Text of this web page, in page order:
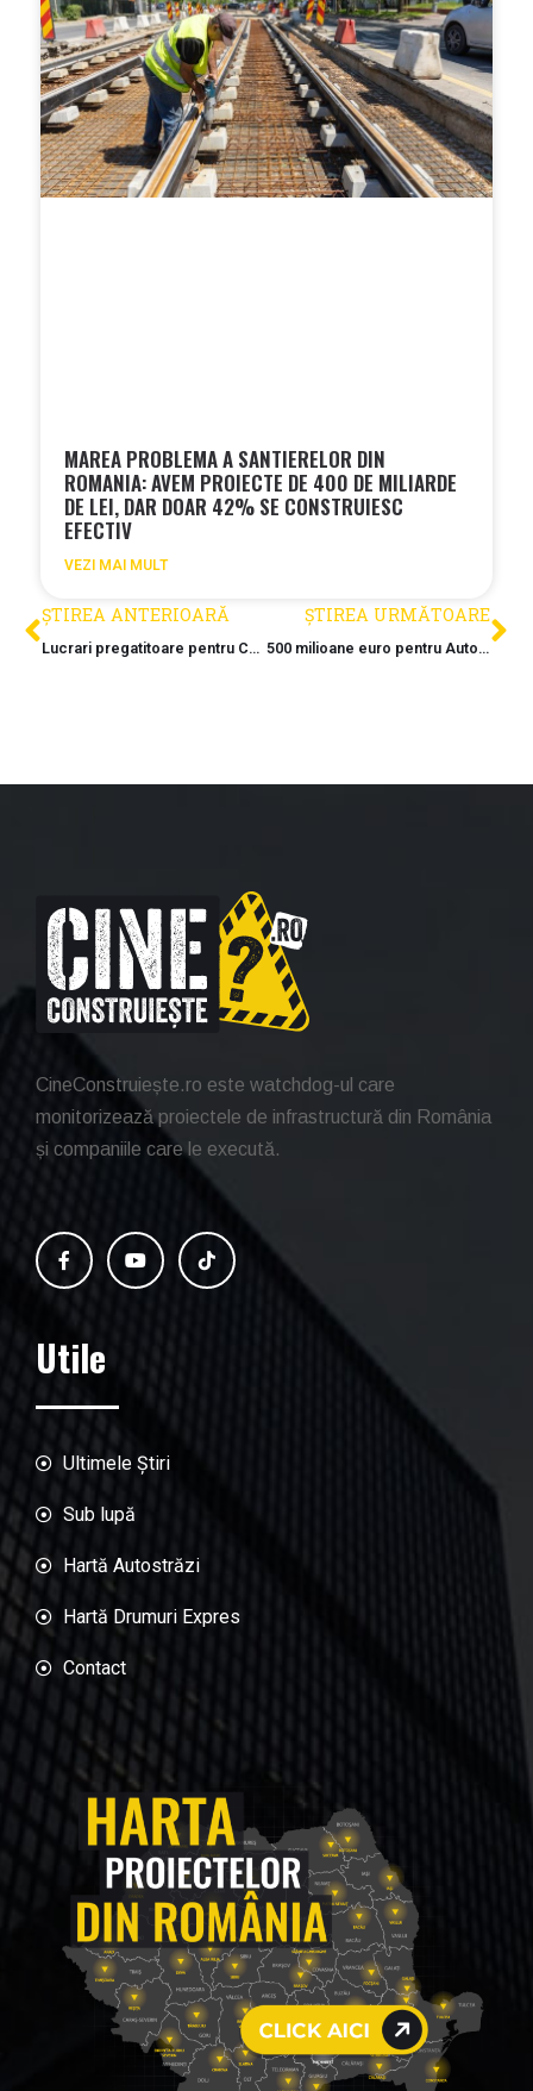
MAREA PROBLEMA A SANTIERELOR DIN
ROMANIA: AVEM PROIECTE DE 400 DE MILIARDE
DE LEI, DAR DOAR 42% SE CONSTRUIESC
EFECTIV
VEZI MAI MULT
ȘTIREA ANTERIOARĂ
Lucrari pregatitoare pentru Centura Vest a Timisoarei
ȘTIREA URMĂTOARE
500 milioane euro pentru Autostrada Sibiu–Pitesti. Guvernul aproba imprumutul
CineConstruiește.ro este watchdog-ul care
monitorizează proiectele de infrastructură din România
și companiile care le execută.
Utile
Ultimele Știri
Sub lupă
Hartă Autostrăzi
Hartă Drumuri Expres
Contact